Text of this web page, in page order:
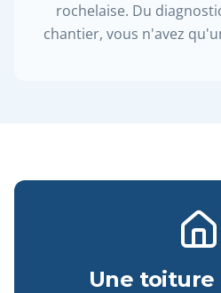
rochelaise. Du
chantier, vous n'avez
Une